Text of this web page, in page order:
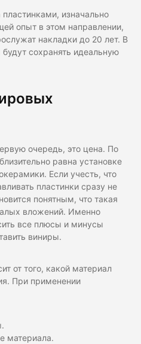
изначально
опыт в этом направлении,
накладки до 20 лет. В
сохранять идеальную
очередь, это цена. По
равна установке
Если учесть, что
пластинки сразу не
понятным, что такая
вложений. Именно
все плюсы и минусы
виниры.
от того, какой материал
При применении
материала.